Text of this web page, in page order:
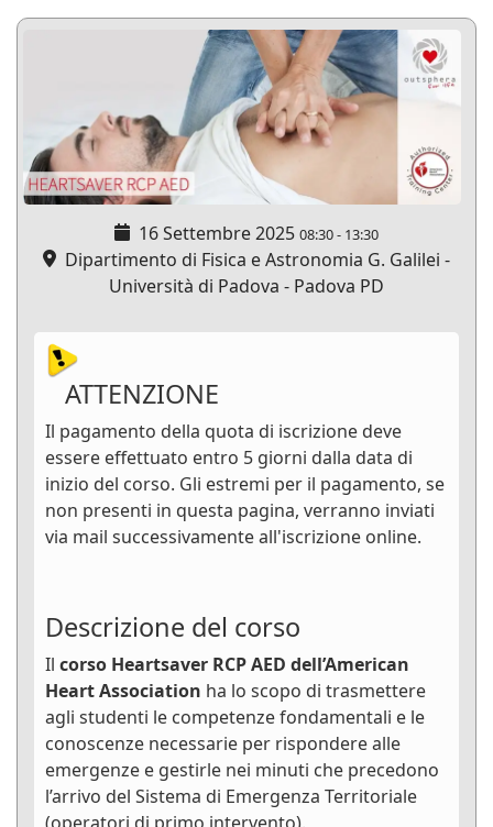
16 Settembre 2025 08:30- 13:30
Dipartimento di Fisica e Astronomia G. Galilei -
Università di Padova - Padova PD
ATTENZIONE
Il pagamento della quota di iscrizione deve
essere effettuato entro 5 giorni dalla data di
inizio del corso. Gli estremi per il pagamento, se
non presenti in questa pagina, verranno inviati
via mail successivamente all'iscrizione online.
Descrizione del corso
Il corso Heartsaver RCP AED dell’American
Heart Association ha lo scopo di trasmettere
agli studenti le competenze fondamentali e le
conoscenze necessarie per rispondere alle
emergenze e gestirle nei minuti che precedono
l’arrivo del Sistema di Emergenza Territoriale